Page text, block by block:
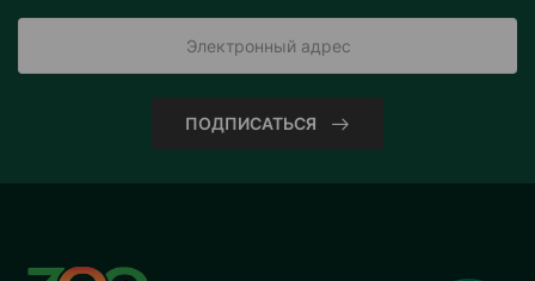
ПОДПИСАТЬСЯ